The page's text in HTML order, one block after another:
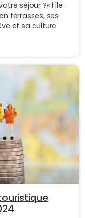
séjour ?« l’île
terrasses, ses
et sa culture